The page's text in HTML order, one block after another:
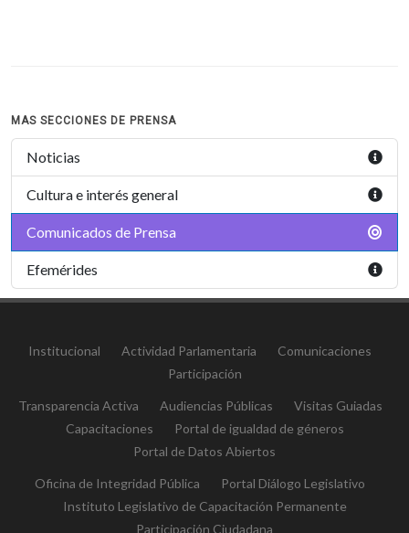
MAS SECCIONES DE PRENSA
Noticias
Cultura e interés general
Comunicados de Prensa
Efemérides
Institucional Actividad Parlamentaria
Comunicaciones
Participación
Transparencia Activa Audiencias Públicas
Visitas Guiadas
Capacitaciones
Portal de igualdad de géneros
Portal de Datos Abiertos
Oficina de Integridad Pública
Portal Diálogo Legislativo
Instituto Legislativo de Capacitación Permanente
Participación Ciudadana